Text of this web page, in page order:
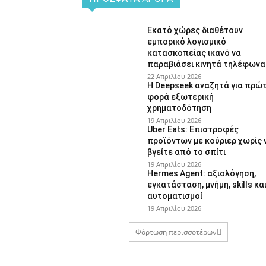
Εκατό χώρες διαθέτουν
εμπορικό λογισμικό
κατασκοπείας ικανό να
παραβιάσει κινητά τηλέφωνα
22 Απριλίου 2026
Η Deepseek αναζητά για
φορά εξωτερική
χρηματοδότηση
19 Απριλίου 2026
Uber Eats: Επιστροφές
προϊόντων με κούριερ χωρίς
βγείτε από το σπίτι
19 Απριλίου 2026
Hermes Agent: αξιολόγηση,
εγκατάσταση, μνήμη, skills και
αυτοματισμοί
19 Απριλίου 2026
Φόρτωση περισσοτέρων